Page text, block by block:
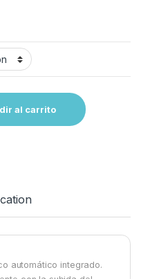
3800.lts/h. 12v/24v quantity
al carrito
automático integrado.